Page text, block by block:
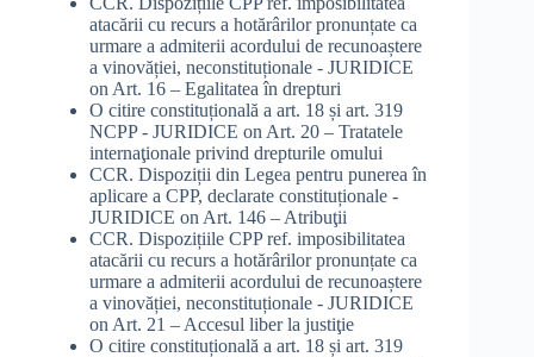
atacării cu recurs a hotărârilor pronunțate ca
urmare a admiterii acordului de recunoaștere
a vinovăției, neconstituționale - JURIDICE
on Art. 16 – Egalitatea în drepturi
O citire constituțională a art. 18 și art. 319
NCPP - JURIDICE on Art. 20 – Tratatele
internaţionale privind drepturile omului
CCR. Dispoziții din Legea pentru punerea în
aplicare a CPP, declarate constituționale -
JURIDICE on Art. 146 – Atribuţii
CCR. Dispozițiile CPP ref. imposibilitatea
atacării cu recurs a hotărârilor pronunțate ca
urmare a admiterii acordului de recunoaștere
a vinovăției, neconstituționale - JURIDICE
on Art. 21 – Accesul liber la justiţie
O citire constituțională a art. 18 și art. 319